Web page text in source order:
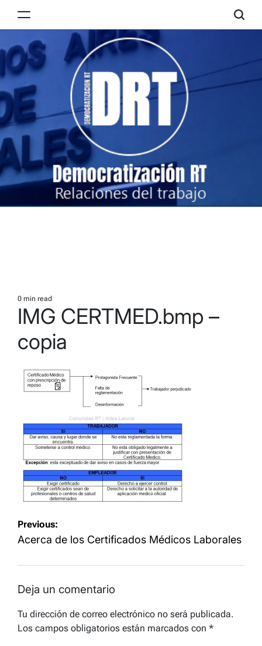
RT
Estimated
read
time
0 min read
IMG CERTMED.bmp –
copia
Navegación
de
Previous:
Acerca de los Certificados Médicos Laborales
Deja un comentario
Tu dirección de correo electrónico no será publicada.
Los campos obligatorios están marcados con *